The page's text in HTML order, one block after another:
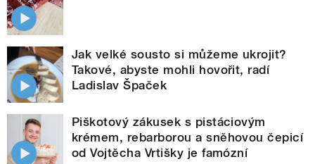
Jak velké sousto si můžeme ukrojit?
Takové, abyste mohli hovořit, radí
Ladislav Špaček
Piškotový zákusek s pistáciovým
krémem, rebarborou a sněhovou čepicí
od Vojtěcha Vrtišky je famózní